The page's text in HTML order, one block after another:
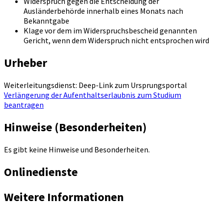
Ausländerbehörde innerhalb eines Monats nach
Bekanntgabe
Klage vor dem im Widerspruchsbescheid genannten
Gericht, wenn dem Widerspruch nicht entsprochen wird
Urheber
Weiterleitungsdienst: Deep-Link zum Ursprungsportal
Verlängerung der Aufenthaltserlaubnis zum Studium
beantragen
Hinweise (Besonderheiten)
Es gibt keine Hinweise und Besonderheiten.
Onlinedienste
Weitere Informationen